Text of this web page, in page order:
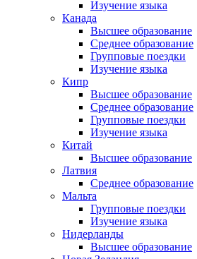
Изучение языка
Канада
Высшее образование
Среднее образование
Групповые поездки
Изучение языка
Кипр
Высшее образование
Среднее образование
Групповые поездки
Изучение языка
Китай
Высшее образование
Латвия
Среднее образование
Мальта
Групповые поездки
Изучение языка
Нидерланды
Высшее образование